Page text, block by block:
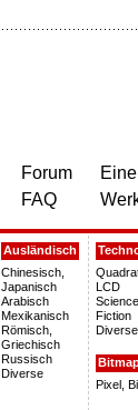
Forum
FAQ
Ausländisch
Chinesisch,
Japanisch
Arabisch
Mexikanisch
Römisch,
Griechisch
Russisch
Diverse
LCD
Fiction
Diverse
Pixel,